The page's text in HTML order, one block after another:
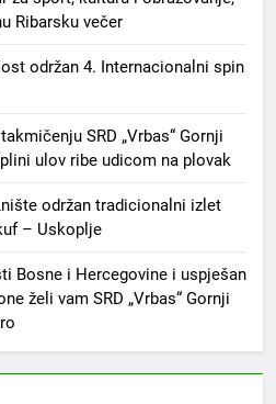
Ribarsku večer
održan 4. Internacionalni spin
SRD „Vrbas“ Gornji
ulov ribe udicom na plovak
održan tradicionalni izlet
– Uskoplje
Bosne i Hercegovine i uspješan
želi vam SRD „Vrbas“ Gornji